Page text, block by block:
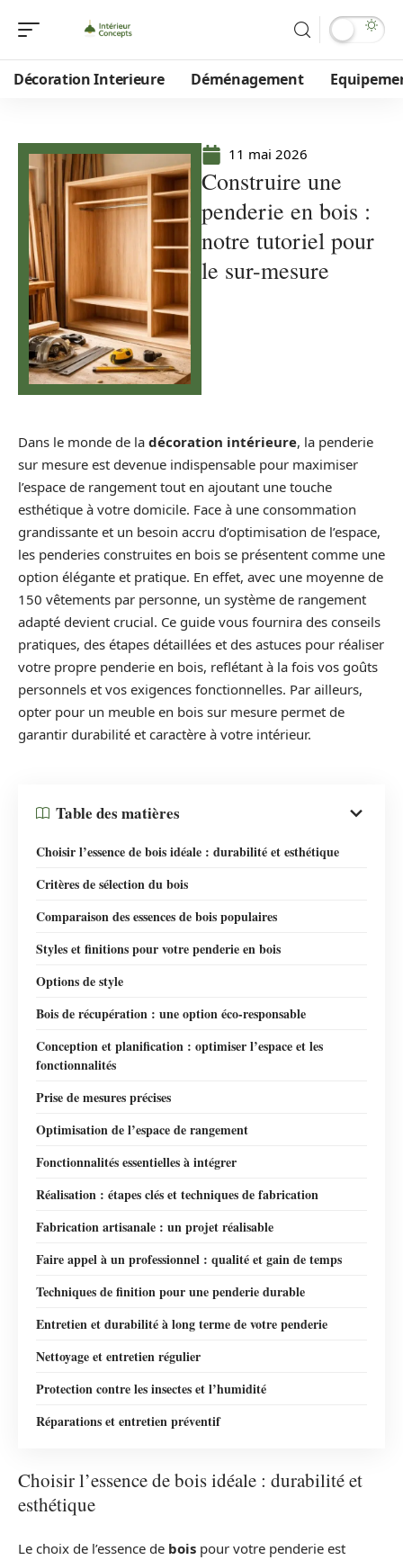
Décoration Interieure Déménagement
11 mai 2026
Construire une
penderie en bois :
notre tutoriel pour
le sur-mesure
Dans le monde de la décoration intérieure, la penderie
sur mesure est devenue indispensable pour maximiser
l’espace de rangement tout en ajoutant une touche
esthétique à votre domicile. Face à une consommation
grandissante et un besoin accru d’optimisation de l’espace,
les penderies construites en bois se présentent comme une
option élégante et pratique. En effet, avec une moyenne de
150 vêtements par personne, un système de rangement
adapté devient crucial. Ce guide vous fournira des conseils
pratiques, des étapes détaillées et des astuces pour réaliser
votre propre penderie en bois, reflétant à la fois vos goûts
personnels et vos exigences fonctionnelles. Par ailleurs,
opter pour un meuble en bois sur mesure permet de
garantir durabilité et caractère à votre intérieur.
Table des matières
Choisir l’essence de bois idéale : durabilité et esthétique
Critères de sélection du bois
Comparaison des essences de bois populaires
Styles et finitions pour votre penderie en bois
Options de style
Bois de récupération : une option éco-responsable
Conception et planification : optimiser l’espace et les
fonctionnalités
Prise de mesures précises
Optimisation de l’espace de rangement
Fonctionnalités essentielles à intégrer
Réalisation : étapes clés et techniques de fabrication
Fabrication artisanale : un projet réalisable
Faire appel à un professionnel : qualité et gain de temps
Techniques de finition pour une penderie durable
Entretien et durabilité à long terme de votre penderie
Nettoyage et entretien régulier
Protection contre les insectes et l’humidité
Réparations et entretien préventif
Choisir l’essence de bois idéale : durabilité et
esthétique
Le choix de l’essence de bois pour votre penderie est